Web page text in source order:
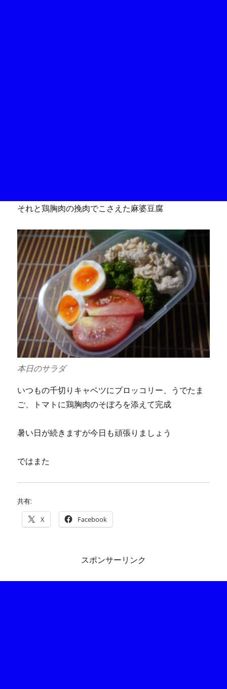
それと鶏胸肉の挽肉でこさえた麻婆豆腐
本日のサラダ
いつもの千切りキャベツにブロッコリー、うでたま
ご、トマトに鶏胸肉のそぼろを添えて完成
暑い日が続きますが今日も頑張りましょう
ではまた
共有:
X Facebook
スポンサーリンク